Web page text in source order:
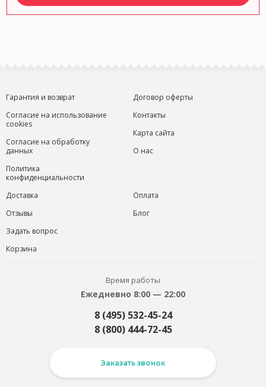
Гарантия и возврат
Согласие на использование
cookies
Согласие на обработку
данных
Политика
конфиденциальности
Договор оферты
Контакты
Карта сайта
О нас
Доставка
Отзывы
Задать вопрос
Корзина
Оплата
Блог
Время работы
Ежедневно 8:00 — 22:00
8 (495) 532-45-24
8 (800) 444-72-45
Заказать звонок